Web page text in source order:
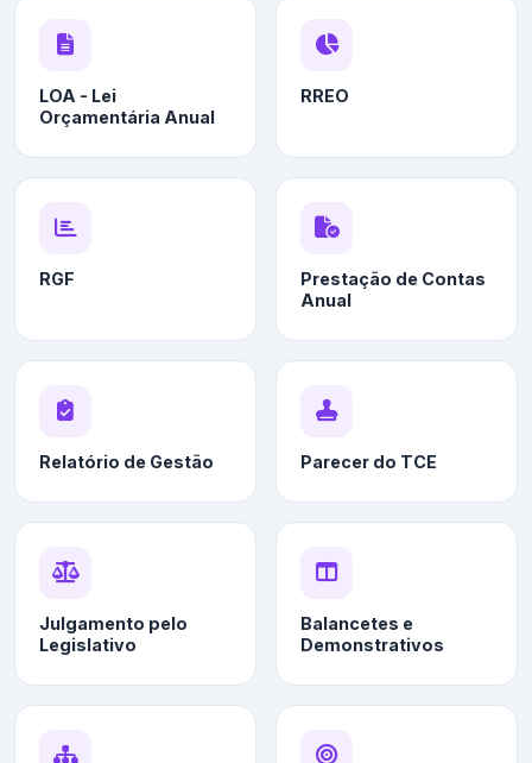
LOA - Lei
Orçamentária Anual
RREO
RGF
Prestação de Contas
Anual
Relatório de Gestão Parecer do TCE
Julgamento pelo
Legislativo
Balancetes e
Demonstrativos